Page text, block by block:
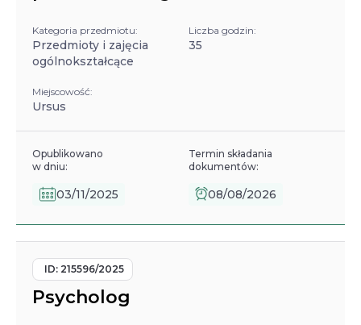
Kategoria przedmiotu:
Przedmioty i zajęcia
ogólnokształcące
Liczba godzin:
35
Miejscowość:
Ursus
Opublikowano
w dniu:
03/11/2025
Termin składania
dokumentów:
08/08/2026
ID: 215596/2025
Psycholog